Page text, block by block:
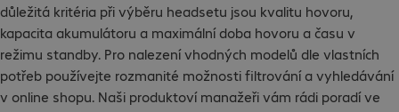
důležitá kritéria při výběru headsetu jsou kvalitu hovoru,
kapacita akumulátoru a maximální doba hovoru a času v
režimu standby. Pro nalezení vhodných modelů dle vlastních
potřeb používejte rozmanité možnosti filtrování a vyhledávání
v online shopu. Naši produktoví manažeři vám rádi poradí ve